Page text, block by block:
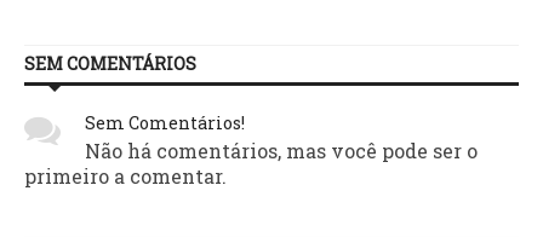
SEM COMENTÁRIOS
Sem Comentários!
Não há comentários, mas você pode ser o
primeiro a comentar.